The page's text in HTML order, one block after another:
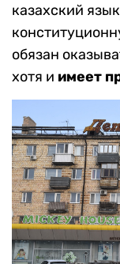
казахский
обязан
хотя и имеет